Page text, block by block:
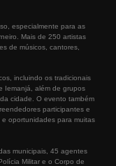
especialmente para as
Mais de 250 artistas
de músicos, cantores,
incluindo os tradicionais
Iemanjá, além de grupos
cidade. O evento também
participantes e
oportunidades para muitas
municipais, 45 agentes
Militar e o Corpo de